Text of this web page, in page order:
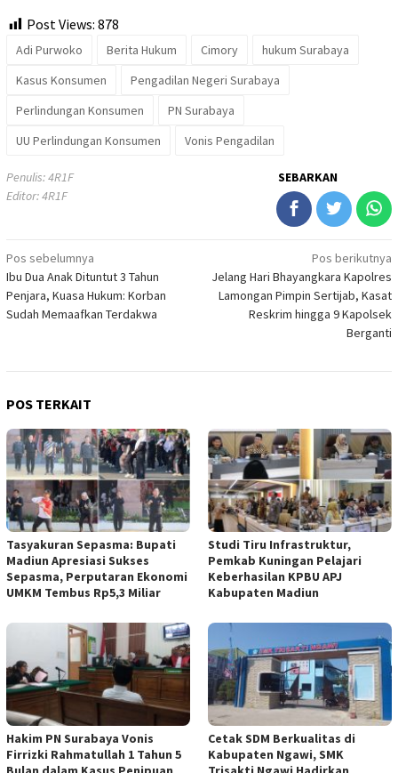
Post Views: 878
Adi Purwoko Berita Hukum Cimory
hukum Surabaya
Kasus Konsumen
Pengadilan Negeri Surabaya
Perlindungan Konsumen
PN Surabaya
UU Perlindungan Konsumen
Vonis Pengadilan
Penulis: 4R1F
Editor: 4R1F
SEBARKAN
Navigasi
pos
Pos sebelumnya
Ibu Dua Anak Dituntut 3 Tahun
Penjara, Kuasa Hukum: Korban
Sudah Memaafkan Terdakwa
Pos berikutnya
Jelang Hari Bhayangkara Kapolres
Lamongan Pimpin Sertijab, Kasat
Reskrim hingga 9 Kapolsek
Berganti
POS TERKAIT
Tasyakuran Sepasma: Bupati
Madiun Apresiasi Sukses
Sepasma, Perputaran Ekonomi
UMKM Tembus Rp5,3 Miliar
Studi Tiru Infrastruktur,
Pemkab Kuningan Pelajari
Keberhasilan KPBU APJ
Kabupaten Madiun
Hakim PN Surabaya Vonis
Firrizki Rahmatullah 1 Tahun 5
Cetak SDM Berkualitas di
Kabupaten Ngawi, SMK